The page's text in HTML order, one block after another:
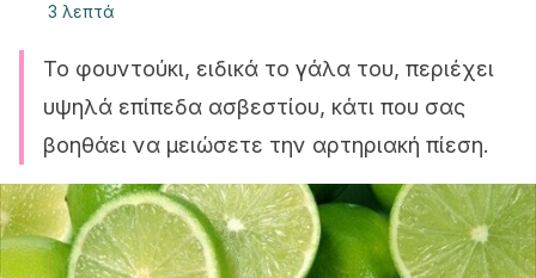
3 λεπτά
Το φουντούκι, ειδικά το γάλα του, περιέχει
υψηλά επίπεδα ασβεστίου, κάτι που σας
βοηθάει να μειώσετε την αρτηριακή πίεση.